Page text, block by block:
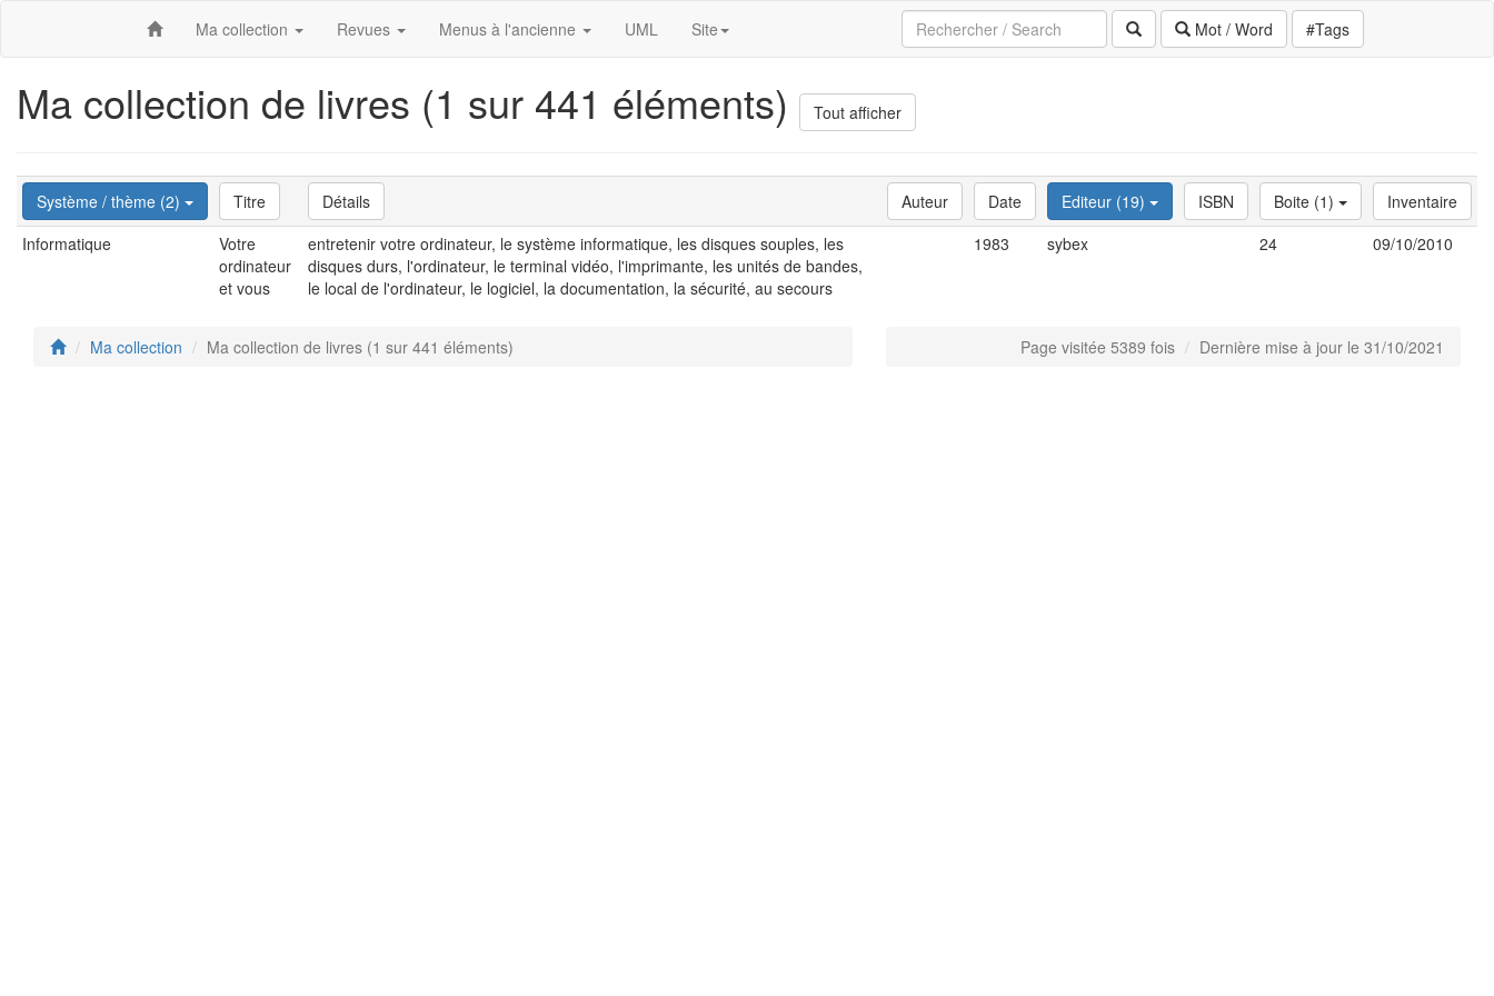
Ma collection Revues Menus à l'ancienne UML Site Mot / Word #Tags
Ma collection de livres (1 sur 441 éléments) Tout afficher
Système / thème (2) Titre Détails Auteur Date Editeur (19) ISBN Boite (1)
Inventaire
Informatique
Votre
ordinateur
et vous
entretenir votre ordinateur, le système informatique, les disques souples, les
disques durs, l'ordinateur, le terminal vidéo, l'imprimante, les unités de bandes,
le local de l'ordinateur, le logiciel, la documentation, la sécurité, au secours
1983 sybex 24 09/10/2010
Ma collection Ma collection de livres (1 sur 441 éléments) Page visitée 5389 fois Dernière mise à jour le 31/10/2021